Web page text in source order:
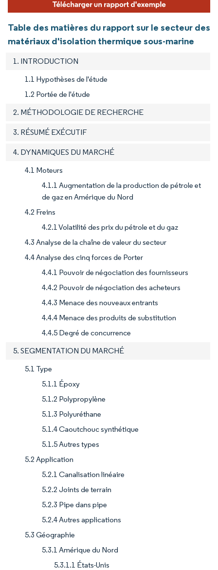
Table des matières du rapport sur le secteur des
matériaux d'isolation thermique sous-marine
1. INTRODUCTION
1.1 Hypothèses de l'étude
1.2 Portée de l'étude
2. MÉTHODOLOGIE DE RECHERCHE
3. RÉSUMÉ EXÉCUTIF
4. DYNAMIQUES DU MARCHÉ
4.1 Moteurs
4.1.1 Augmentation de la production de pétrole et
de gaz en Amérique du Nord
4.2 Freins
4.2.1 Volatilité des prix du pétrole et du gaz
4.3 Analyse de la chaîne de valeur du secteur
4.4 Analyse des cinq forces de Porter
4.4.1 Pouvoir de négociation des fournisseurs
4.4.2 Pouvoir de négociation des acheteurs
4.4.3 Menace des nouveaux entrants
4.4.4 Menace des produits de substitution
4.4.5 Degré de concurrence
5. SEGMENTATION DU MARCHÉ
5.1 Type
5.1.1 Époxy
5.1.2 Polypropylène
5.1.3 Polyuréthane
5.1.4 Caoutchouc synthétique
5.1.5 Autres types
5.2 Application
5.2.1 Canalisation linéaire
5.2.2 Joints de terrain
5.2.3 Pipe dans pipe
5.2.4 Autres applications
5.3 Géographie
5.3.1 Amérique du Nord
5.3.1.1 États-Unis